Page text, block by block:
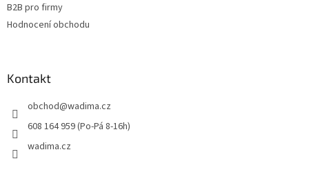
B2B pro firmy
Hodnocení obchodu
Kontakt
obchod@wadima.cz
608 164 959 (Po-Pá 8-16h)
wadima.cz